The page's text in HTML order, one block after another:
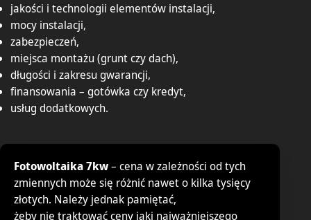
jakości i technologii elementów instalacji,
mocy instalacji,
zabezpieczeń,
miejsca montażu (grunt czy dach),
długości i zakresu gwarancji,
finansowania – gotówka czy kredyt,
usług dodatkowych.
Fotowoltaika 7kw– cena w zależności od tych
zmiennych może się różnić nawet o kilka tysięcy
złotych. Należy jednak pamiętać,
żeby nie traktować ceny jaki najważniejszego